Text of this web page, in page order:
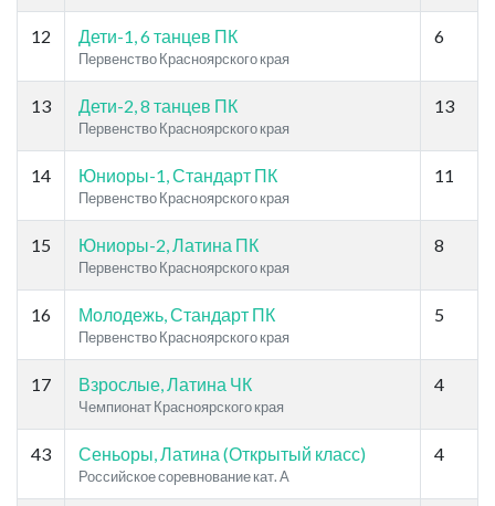
12 Дети-1, 6 танцев ПК
Первенство Красноярского края
6
13 Дети-2, 8 танцев ПК
Первенство Красноярского края
13
14 Юниоры-1, Стандарт ПК
Первенство Красноярского края
11
15 Юниоры-2, Латина ПК
Первенство Красноярского края
8
16 Молодежь, Стандарт ПК
Первенство Красноярского края
5
17 Взрослые, Латина ЧК
Чемпионат Красноярского края
4
43 Сеньоры, Латина (Открытый класс)
Российское соревнование кат. A
4